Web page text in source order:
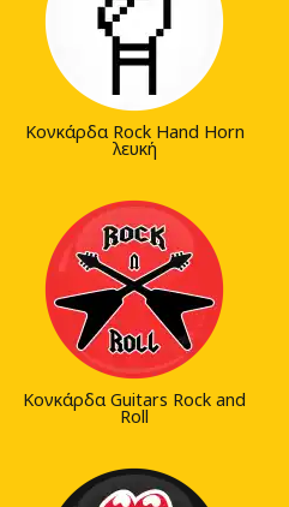
Κονκάρδα Rock Hand Horn
λευκή
Κονκάρδα Guitars Rock and
Roll